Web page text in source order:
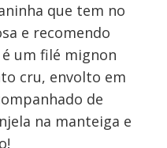
que tem no
e recomendo
um filé mignon
cru, envolto em
de
na manteiga e